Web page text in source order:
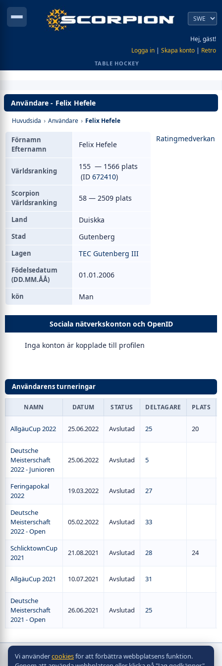
Hej, gäst!
Logga in | Skapa konto | Retro
TABLE HOCKEY
Användare - Felix Hefele
Huvudsida › Användare › Felix Hefele
Ratingmedverkan
Förnamn
Efternamn
Felix Hefele
Världsranking
155 — 1566 plats
(ID 672410)
Scorpion
Världsranking
58 — 2509 plats
Land Duiskka
Stad Gutenberg
Lagen TEC Gutenberg III
Födelsedatum
(DD.MM.ÅÅ)
01.01.2006
kön Man
Sociala nätverkskonton och OpenID
Inga konton är kopplade till profilen
Användarens turneringar
NAMN DATUM STATUS DELTAGARE PLATS
AllgäuCup 2022 25.06.2022 Avslutad 25 20
Deutsche
Meisterschaft
2022 - Junioren
25.06.2022 Avslutad 5
Feringapokal
2022
19.03.2022 Avslutad 27
Deutsche
Meisterschaft
2022 - Open
05.02.2022 Avslutad 33
SchlicktownCup
2021
21.08.2021 Avslutad 28 24
AllgäuCup 2021 10.07.2021 Avslutad 31
Deutsche
Meisterschaft
2021 - Open
26.06.2021 Avslutad 25
Copyright © bordshockeyförbund
Vi användercookiesför att förbättra webbplatsens funktion.